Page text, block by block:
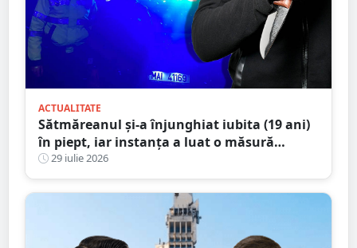
ACTUALITATE
Sătmăreanul și-a înjunghiat iubita (19 ani)
în piept, iar instanța a luat o măsură
radicală
29 iulie 2026